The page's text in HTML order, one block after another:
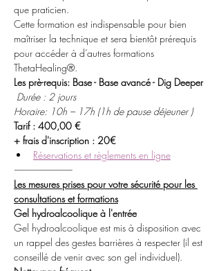
que praticien.
Cette formation est indispensable pour bien
maîtriser la technique et sera bientôt prérequis
pour accéder à d’autres formations
ThetaHealing®.
Les prè-requis: Base - Base avancé - Dig Deeper
Durée : 2 jours
Horaire: 10h – 17h (1h de pause déjeuner )
Tarif : 400,00 €
+ frais d'inscription : 20€
Réservations et règlements en ligne
----------------------------
Les mesures prises pour votre sécurité pour les
consultations et formations
Gel hydroalcoolique à l'entrée
Gel hydroalcoolique est mis à disposition avec
un rappel des gestes barrières à respecter (il est
conseillé de venir avec son gel individuel).